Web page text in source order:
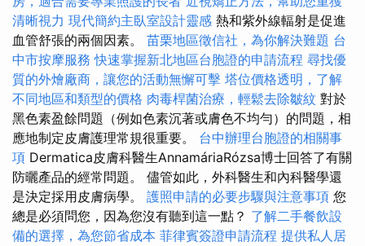
清晰視力 現代簡約主臥室設計靈感 熱和紫外線輻射是促進
血管舒張的兩個因素。 苗栗地區徵信社，為你解決難題 台
中市按摩服務快速掌握新北地區台胞證的申請流程 尋找優
質的外燴廠商，讓您的活動無懈可擊 塔位價格透明，了解
不同地區和類型的價格 肉毒桿菌治療，輕鬆去除皺紋 對於
黑色素盈餘問題（例如色素沉著或膚色不均勻）的問題，相
應地制定皮膚護理常規很重要。 台中辦理台胞證的相關事
項 Dermatica皮膚科醫生AnnamáriaRózsa博士回答了有關
防曬產品的經常問題。 儘管如此，外科醫生和內科醫學還
是決定採用皮膚病學。 護照申請的必要步驟與注意事項 您
總是必須問您，因為您沒有聽到這一點？ 了解二手餐飲設
備的選擇，為您節省成本 菲律賓簽證申請流程 提供私人居